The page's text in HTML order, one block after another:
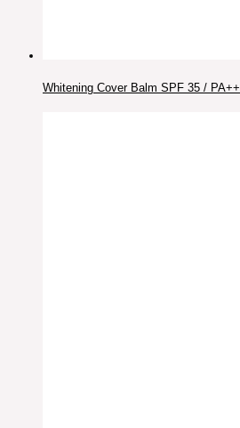
Whitening Cover Balm SPF 35 / PA++